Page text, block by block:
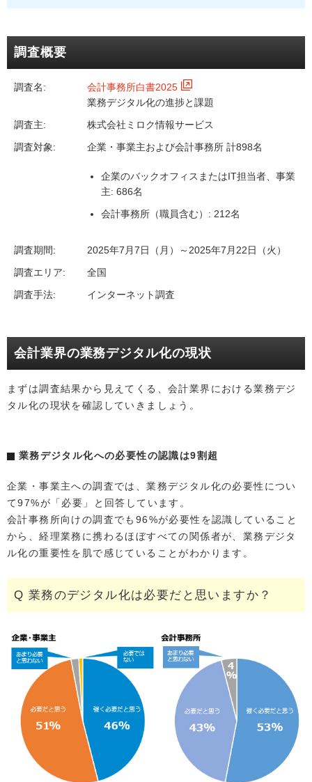
調査概要
調査名:
会計事務所白書2025
業務デジタル化の進捗と課題
調査主:
株式会社ミロク情報サービス
調査対象:
企業・事業主および会計事務所 計898名
企業のバックオフィスまたはIT担当者、事業
主: 686名
会計事務所（職員含む）: 212名
調査期間:
2025年7月7日（月）～2025年7月22日（火）
調査エリア:
全国
調査手法:
インターネット調査
会計業界の業務デジタル化の現状
まずは調査結果から見えてくる、会計業界における業務デジ
タル化の現状を確認していきましょう。
業務デジタル化への必要性の認識は9割超
企業・事業主への調査では、業務デジタル化の必要性につい
て97%が「必要」と回答しています。
会計事務所向けの調査でも96%が必要性を認識していること
から、経理業務に携わるほぼすべての関係者が、業務デジタ
ル化の重要性を肌で感じていることがわかります。
Q 業務のデジタル化は必要だと思いますか？